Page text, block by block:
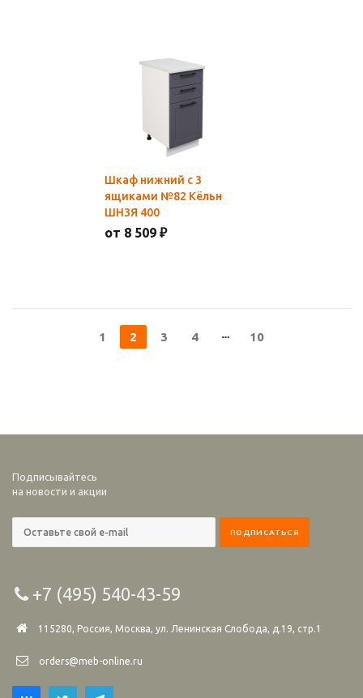
Шкаф нижний с 3
ящиками №82 Кёльн
ШН3Я 400
от 8 509 ₽
1 2 3 4 10
Подписывайтесь
на новости и акции
+7 (495) 540-43-59
115280, Россия, Москва, ул. Ленинская Слобода, д.19, стр.1
orders@meb-online.ru